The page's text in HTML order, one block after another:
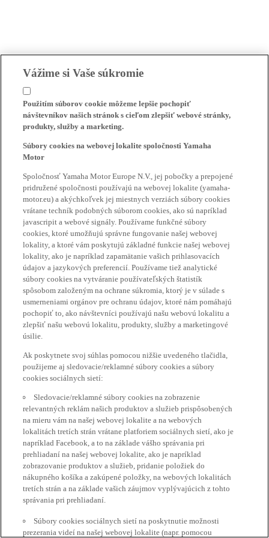
Vážime si Vaše súkromie
Použitím súborov cookie môžeme lepšie pochopiť
návštevníkov našich stránok s cieľom zlepšiť webové stránky,
produkty, služby a marketing.
Súbory cookies na webovej lokalite spoločnosti Yamaha
Motor
Spoločnosť Yamaha Motor Europe N.V., jej pobočky a prepojené
pridružené spoločnosti používajú na webovej lokalite (yamaha-
motor.eu) a akýchkoľvek jej miestnych verziách súbory cookies
vrátane techník podobných súborom cookies, ako sú napríklad
javascripit a webové signály. Používame funkčné súbory
cookies, ktoré umožňujú správne fungovanie našej webovej
lokality, a ktoré vám poskytujú základné funkcie našej webovej
lokality, ako je napríklad zapamätanie vašich prihlasovacích
údajov a jazykových preferencií. Používame tiež analytické
súbory cookies na vytváranie používateľských štatistík
spôsobom založeným na ochrane súkromia, ktorý je v súlade s
usmerneniami orgánov pre ochranu údajov, ktoré nám pomáhajú
pochopiť to, ako návštevníci používajú našu webovú lokalitu a
zlepšiť našu webovú lokalitu, produkty, služby a marketingové
úsilie.
Ak poskytnete svoj súhlas pomocou nižšie uvedeného tlačidla,
použijeme aj sledovacie/reklamné súbory cookies a súbory
cookies sociálnych sietí:
Sledovacie/reklamné súbory cookies na zobrazenie
relevantných reklám našich produktov a služieb prispôsobených
na mieru vám na našej webovej lokalite a na webových
lokalitách tretích strán vrátane platforiem sociálnych sietí, ako je
napríklad Facebook, a to na základe vášho správania pri
prehliadaní na našej webovej lokalite, ako je napríklad
zobrazovanie produktov a služieb, pridanie položiek do
nákupného košíka a zakúpené položky, na webových lokalitách
tretích strán a na základe vašich záujmov vyplývajúcich z tohto
správania pri prehliadaní.
Súbory cookies sociálnych sietí na poskytnutie možnosti
prezerania videí na našej webovej lokalite (napr. pomocou